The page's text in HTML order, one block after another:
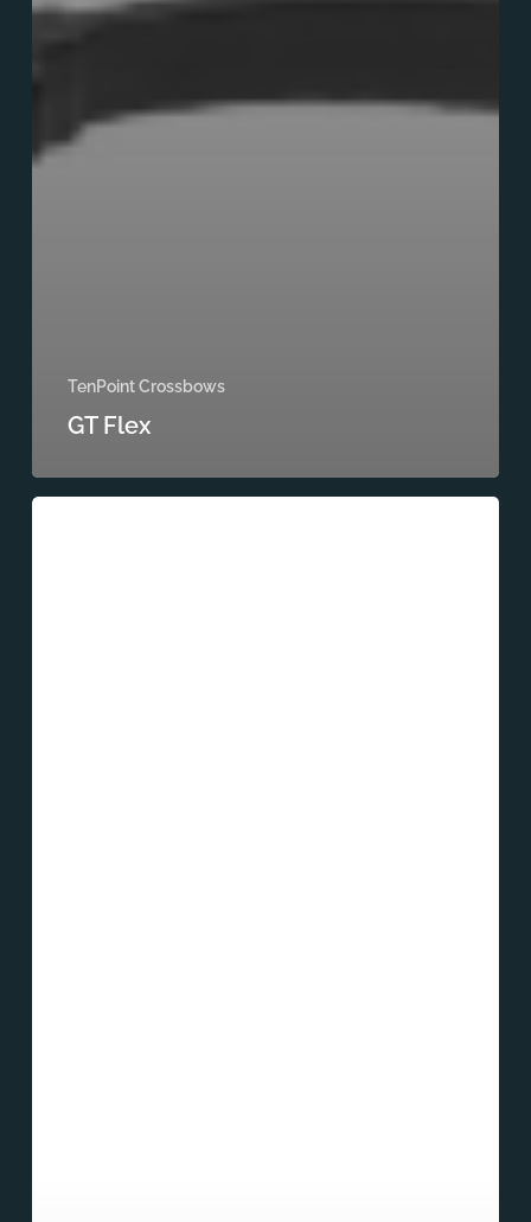
TenPoint Crossbows
GT Flex